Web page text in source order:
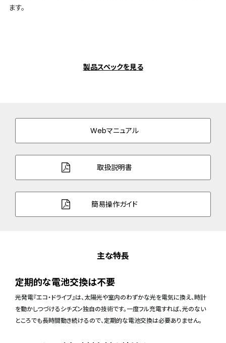
ます。
製品スペックを見る
Webマニュアル
取扱説明書
簡易操作ガイド
主な特長
定期的な電池交換は不要
光発電『エコ・ドライブ』は、太陽光や室内のわずかな光を電気に換え、時計
を動かしつづけるシチズン独自の技術です。一度フル充電すれば、光のない
ところでも長時間動き続けるので、定期的な電池交換は必要ありません。